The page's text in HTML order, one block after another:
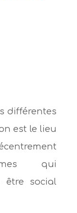
différentes
est le lieu
qui
être social